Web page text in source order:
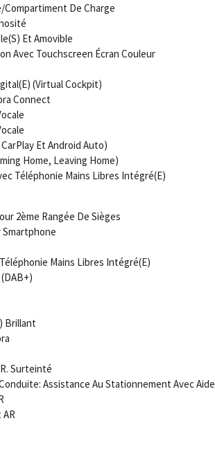
Compartiment De Charge
Et Amovible
Avec Touchscreen Écran Couleur
(Virtual Cockpit)
Connect
Et Android Auto)
Home, Leaving Home)
Téléphonie Mains Libres Intégré(E)
2ème Rangée De Sièges
Mains Libres Intégré(E)
Brillant
Surteinté
Assistance Au Stationnement Avec Aide